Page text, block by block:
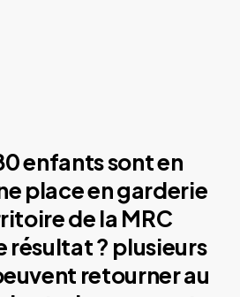
enfants sont en
place en garderie
de la MRC
résultat ? plusieurs
retourner au